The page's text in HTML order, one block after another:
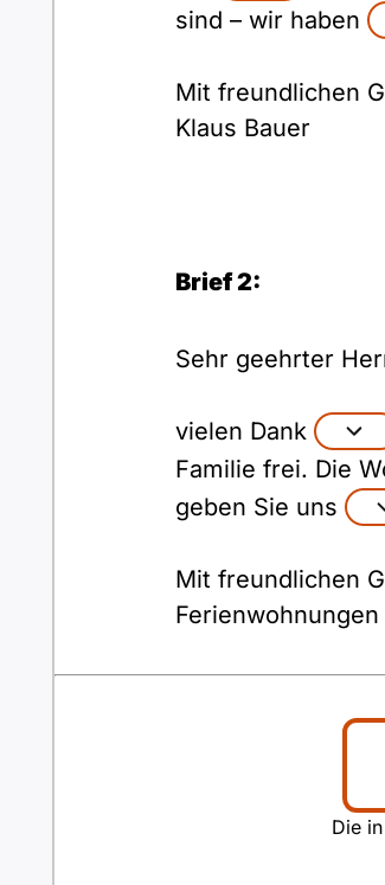
sind – wir haben
Mit freundlichen
Klaus Bauer
Brief 2:
Sehr geehrter
vielen Dank
Familie frei. Die
geben Sie uns
Mit freundlichen
Die